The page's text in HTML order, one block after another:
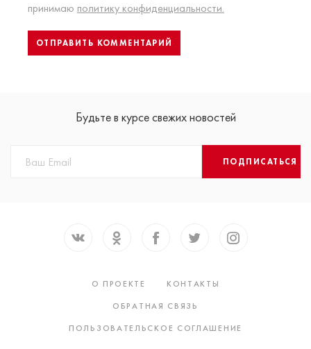
принимаю политику конфиденциальности.
Будьте в курсе свежих новостей
ПОДПИСАТЬСЯ
О ПРОЕКТЕ
КОНТАКТЫ
ОБРАТНАЯ СВЯЗЬ
ПОЛЬЗОВАТЕЛЬСКОЕ СОГЛАШЕНИЕ